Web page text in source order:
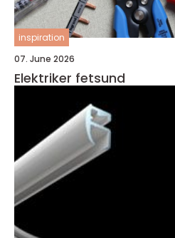
inspiration
07. June 2026
Elektriker fetsund